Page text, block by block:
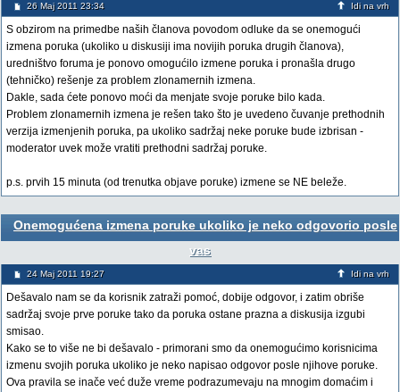
26 Maj 2011 23:34 Idi na vrh
S obzirom na primedbe naših članova povodom odluke da se onemogući
izmena poruka (ukoliko u diskusiji ima novijih poruka drugih članova),
uredništvo foruma je ponovo omogućilo izmene poruka i pronašla drugo
(tehničko) rešenje za problem zlonamernih izmena.
Dakle, sada ćete ponovo moći da menjate svoje poruke bilo kada.
Problem zlonamernih izmena je rešen tako što je uvedeno čuvanje prethodnih
verzija izmenjenih poruka, pa ukoliko sadržaj neke poruke bude izbrisan -
moderator uvek može vratiti prethodni sadržaj poruke.
p.s. prvih 15 minuta (od trenutka objave poruke) izmene se NE beleže.
Onemogućena izmena poruke ukoliko je neko odgovorio posle
vas
24 Maj 2011 19:27 Idi na vrh
Dešavalo nam se da korisnik zatraži pomoć, dobije odgovor, i zatim obriše
sadržaj svoje prve poruke tako da poruka ostane prazna a diskusija izgubi
smisao.
Kako se to više ne bi dešavalo - primorani smo da onemogućimo korisnicima
izmenu svojih poruka ukoliko je neko napisao odgovor posle njihove poruke.
Ova pravila se inače već duže vreme podrazumevaju na mnogim domaćim i